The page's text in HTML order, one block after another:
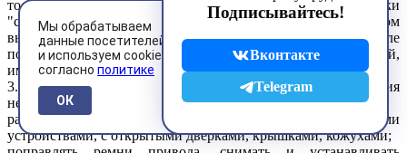
только после того, как оно остановлено с помощью кнопки
"стоп", отключено пусковым устройством, на котором
вывешен плакат "Не включать! Работают люди!", и после
полной остановки вращающихся и подвижных частей,
имеющих опасный инерционный ход.
3.32. При использовании электромеханического оборудования
не допускается:
работать со снятыми заградительными и предохранительными
устройствами, с открытыми дверками, крышками, кожухами;
Мы обрабатываем
данные посетителей
и используем cookies
согласно политике
ОК
Подписывайтесь!
Вконтакте
Telegram